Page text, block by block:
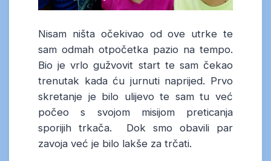
Nisam ništa očekivao od ove utrke te
sam odmah otpočetka pazio na tempo.
Bio je vrlo gužvovit start te sam čekao
trenutak kada ću jurnuti naprijed. Prvo
skretanje je bilo ulijevo te sam tu već
počeo s svojom misijom preticanja
sporijih trkača. Dok smo obavili par
zavoja već je bilo lakše za trčati.